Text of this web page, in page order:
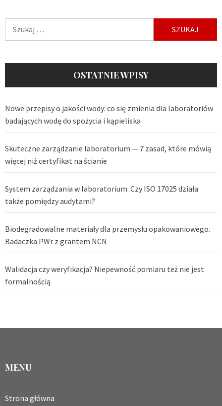
OSTATNIE WPISY
Nowe przepisy o jakości wody: co się zmienia dla laboratoriów
badających wodę do spożycia i kąpieliska
Skuteczne zarządzanie laboratorium — 7 zasad, które mówią
więcej niż certyfikat na ścianie
System zarządzania w laboratorium. Czy ISO 17025 działa
także pomiędzy audytami?
Biodegradowalne materiały dla przemysłu opakowaniowego.
Badaczka PWr z grantem NCN
Walidacja czy weryfikacja? Niepewność pomiaru też nie jest
formalnością
MENU
Strona główna